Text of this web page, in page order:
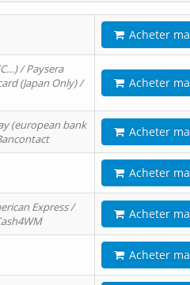
Acheter
/ Paysera
(Japan Only) /
Acheter
(european bank
Acheter
Acheter
Express /
Acheter
Acheter